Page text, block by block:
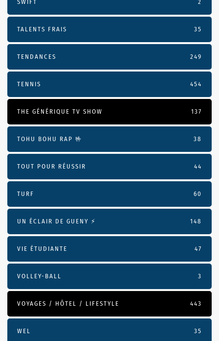
SWIFT 2
TALENTS FRAIS 35
TENDANCES 249
TENNIS 454
THE GÉNÉRIQUE TV SHOW 137
TOHU BOHU RAP 🤟 38
TOUT POUR RÉUSSIR 44
TURF 60
UN ÉCLAIR DE GUENY ⚡️ 148
VIE ÉTUDIANTE 47
VOLLEY-BALL 3
VOYAGES / HÔTEL / LIFESTYLE 443
WEL 35